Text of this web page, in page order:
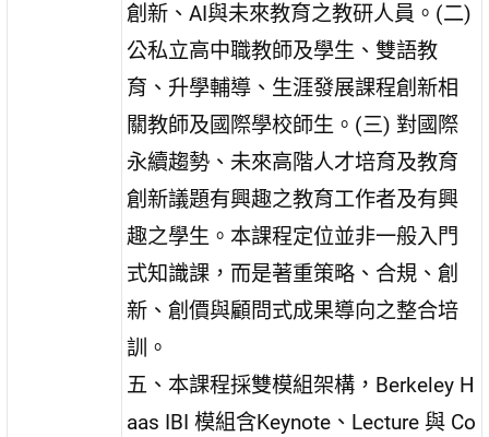
創新、AI與未來教育之教研人員。(二)
公私立高中職教師及學生、雙語教
育、升學輔導、生涯發展課程創新相
關教師及國際學校師生。(三) 對國際
永續趨勢、未來高階人才培育及教育
創新議題有興趣之教育工作者及有興
趣之學生。本課程定位並非一般入門
式知識課，而是著重策略、合規、創
新、創價與顧問式成果導向之整合培
訓。
五、本課程採雙模組架構，Berkeley H
aas IBI 模組含Keynote、Lecture 與 Co